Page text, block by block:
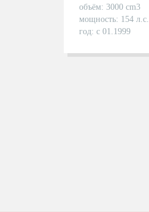
объём: 3000 cm3
мощность: 154 л.с.
год: с 01.1999